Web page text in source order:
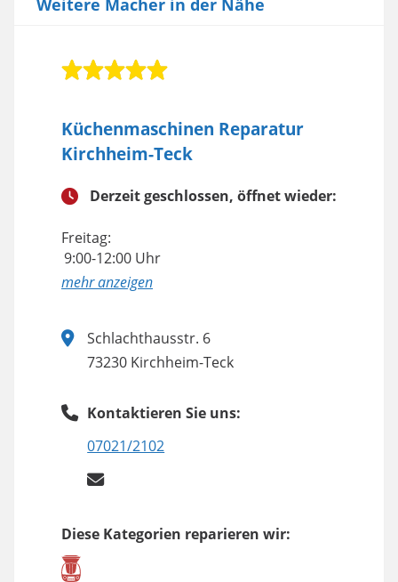
Weitere Macher in der Nähe
Küchenmaschinen Reparatur
Kirchheim-Teck
Derzeit geschlossen, öffnet wieder:
Freitag:
9:00-12:00 Uhr
anzeigen
Schlachthausstr. 6
73230 Kirchheim-Teck
Kontaktieren Sie uns:
07021/2102
Diese Kategorien reparieren wir: